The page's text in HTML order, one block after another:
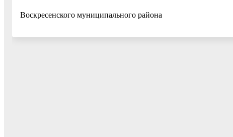
Воскресенского муниципального